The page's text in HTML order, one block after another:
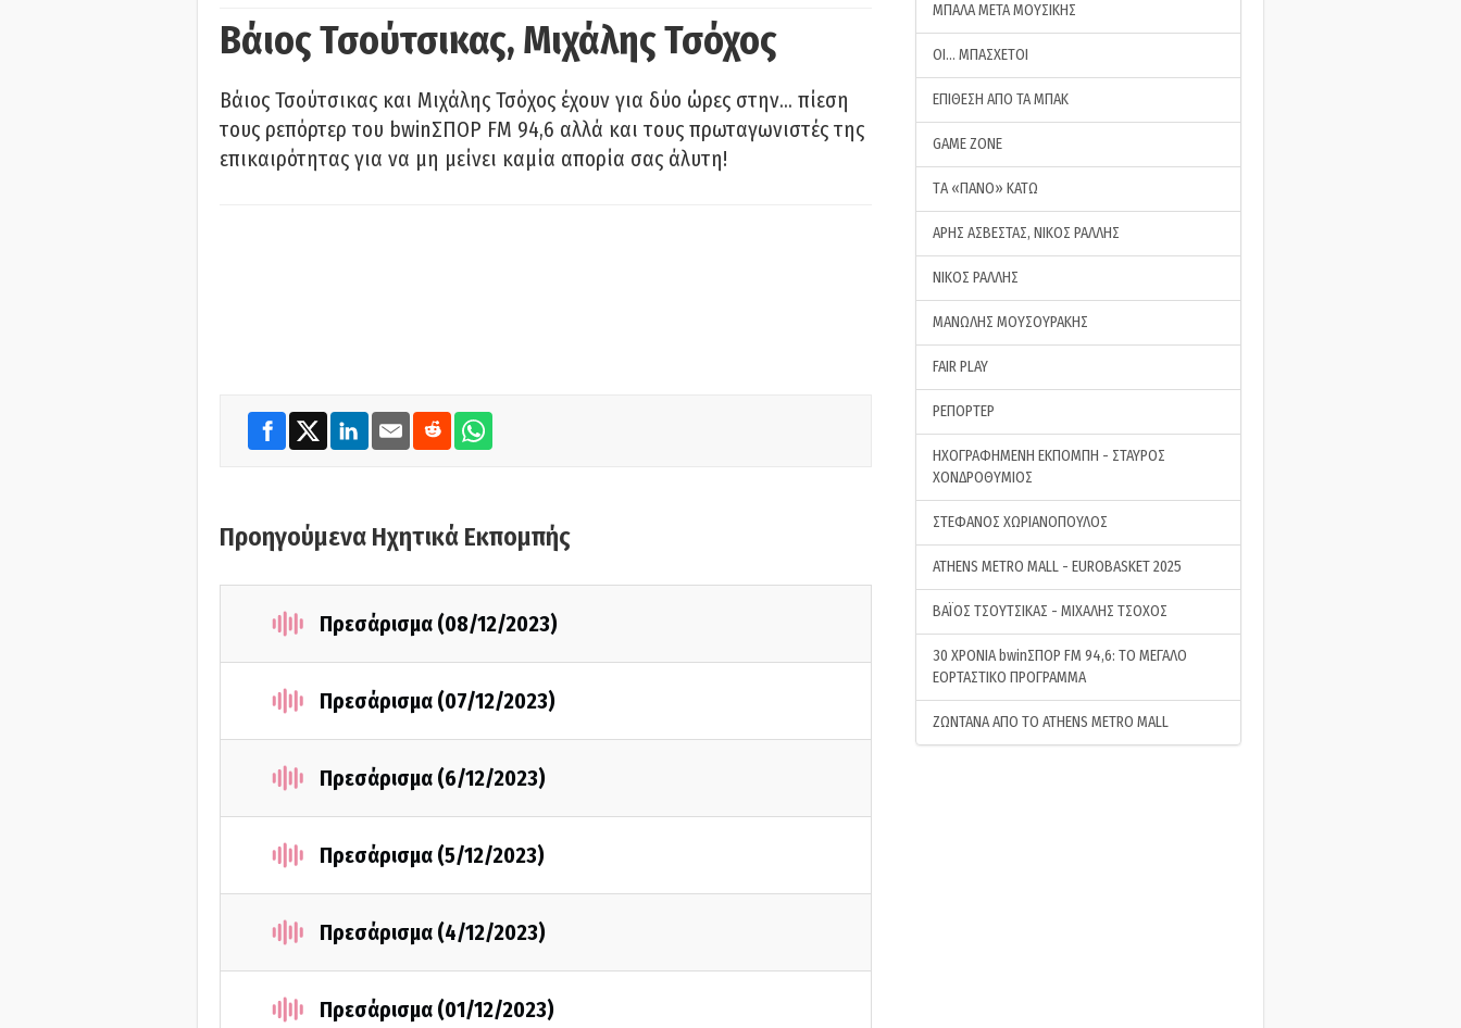
Βάιος Τσούτσικας, Μιχάλης Τσόχος
Βάιος Τσούτσικας και Μιχάλης Τσόχος έχουν για δύο ώρες στην… πίεση
τους ρεπόρτερ του bwinΣΠΟΡ FM 94,6 αλλά και τους πρωταγωνιστές της
επικαιρότητας για να μη μείνει καμία απορία σας άλυτη!
Προηγούμενα Ηχητικά Εκπομπής
Πρεσάρισμα (08/12/2023)
Πρεσάρισμα (07/12/2023)
Πρεσάρισμα (6/12/2023)
Πρεσάρισμα (5/12/2023)
Πρεσάρισμα (4/12/2023)
Πρεσάρισμα (01/12/2023)
ΜΠΑΛΑ ΜΕΤΑ ΜΟΥΣΙΚΗΣ
ΟΙ… ΜΠΑΣΧΕΤΟΙ
ΕΠΙΘΕΣΗ ΑΠΟ ΤΑ ΜΠΑΚ
GAME ZONE
ΤA «ΠΑΝΟ» ΚΑΤΩ
ΑΡΗΣ ΑΣΒΕΣΤΑΣ, ΝΙΚΟΣ ΡΑΛΛΗΣ
ΝΙΚΟΣ ΡΑΛΛΗΣ
ΜΑΝΩΛΗΣ ΜΟΥΣΟΥΡΑΚΗΣ
FAIR PLAY
ΡΕΠΟΡΤΕΡ
ΗΧΟΓΡΑΦΗΜΕΝΗ ΕΚΠΟΜΠΗ - ΣΤΑΥΡΟΣ
ΧΟΝΔΡΟΘΥΜΙΟΣ
ΣΤΕΦΑΝΟΣ ΧΩΡΙΑΝΟΠΟΥΛΟΣ
ATHENS METRO MALL - EUROBASKET 2025
ΒΑΪΟΣ ΤΣΟΥΤΣΙΚΑΣ - ΜΙΧΑΛΗΣ ΤΣΟΧΟΣ
30 ΧΡΟΝΙΑ bwinΣΠΟΡ FM 94,6: ΤΟ ΜΕΓΑΛΟ
ΕΟΡΤΑΣΤΙΚΟ ΠΡΟΓΡΑΜΜΑ
ΖΩΝΤΑΝΑ ΑΠΟ ΤΟ ATHENS METRO MALL